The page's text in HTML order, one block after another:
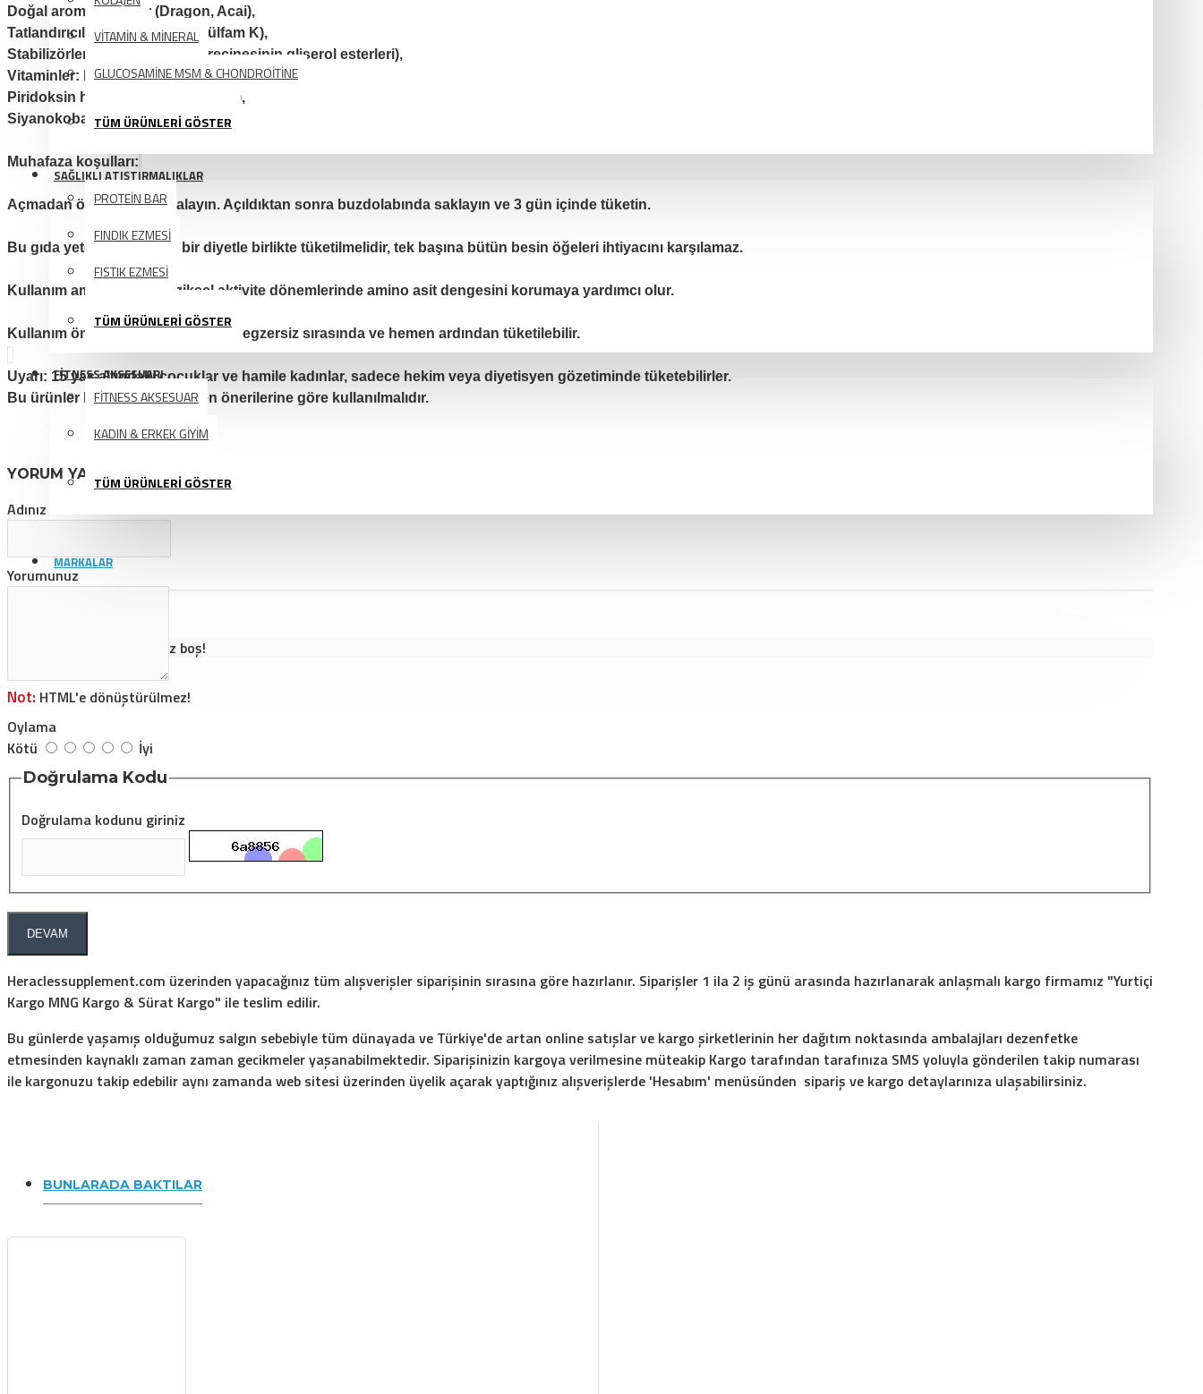
VİTAMİN & MİNERAL
GLUCOSAMİNE MSM & CHONDROİTİNE
TÜM ÜRÜNLERİ GÖSTER
SAĞLIKLI ATIŞTIRMALIKLAR
PROTEİN BAR
FINDIK EZMESİ
FISTIK EZMESİ
TÜM ÜRÜNLERİ GÖSTER
FİTNESS AKSESUARI
FİTNESS AKSESUAR
KADIN & ERKEK GİYİM
TÜM ÜRÜNLERİ GÖSTER
MARKALAR
Alışveriş sepetiniz boş!
Doğal aroma vericiler (Dragon, Acai),
Tatlandırıcılar (Sukraloz, Asesülfam K),
Stabilizörler (Guar gam, Ağaç reçinesinin gliserol esterleri),
Vitaminler: D-alfa tokoferil asetat (Vitamin E),
Piridoksin hidroklorür (Vitamin B6),
Siyanokobalamin (Vitamin B12).
Muhafaza koşulları:
Açmadan önce iyice çalkalayın. Açıldıktan sonra buzdolabında saklayın ve 3 gün içinde tüketin.
Bu gıda yeterli ve dengeli bir diyetle birlikte tüketilmelidir, tek başına bütün besin öğeleri ihtiyacını karşılamaz.
Kullanım amacı: Yoğun fiziksel aktivite dönemlerinde amino asit dengesini korumaya yardımcı olur.
Kullanım önerisi Egzersiz öncesi, egzersiz sırasında ve hemen ardından tüketilebilir.
Uyarı: 15 yaş altındaki çocuklar ve hamile kadınlar, sadece hekim veya diyetisyen gözetiminde tüketebilirler.
Bu ürünler hekim ve diyetisyen önerilerine göre kullanılmalıdır.
YORUM YAP
Adınız
Yorumunuz
Not: HTML'e dönüştürülmez!
Oylama
Kötü
İyi
Doğrulama Kodu
Doğrulama kodunu giriniz
DEVAM
Heraclessupplement.com üzerinden yapacağınız tüm alışverişler siparişinin sırasına göre hazırlanır. Siparişler 1 ila 2 iş günü arasında hazırlanarak anlaşmalı kargo firmamız "Yurtiçi
Kargo MNG Kargo & Sürat Kargo" ile teslim edilir.
Bu günlerde yaşamış olduğumuz salgın sebebiyle tüm dünayada ve Türkiye'de artan online satışlar ve kargo şirketlerinin her dağıtım noktasında ambalajları dezenfetke
etmesinden kaynaklı zaman zaman gecikmeler yaşanabilmektedir. Siparişinizin kargoya verilmesine müteakip Kargo tarafından tarafınıza SMS yoluyla gönderilen takip numarası
ile kargonuzu takip edebilir aynı zamanda web sitesi üzerinden üyelik açarak yaptığınız alışverişlerde 'Hesabım' menüsünden sipariş ve kargo detaylarınıza ulaşabilirsiniz.
BUNLARADA BAKTILAR